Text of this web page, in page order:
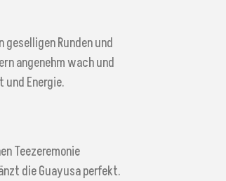
Runden und
angenehm wach und
Energie.
Teezeremonie
die Guayusa perfekt.